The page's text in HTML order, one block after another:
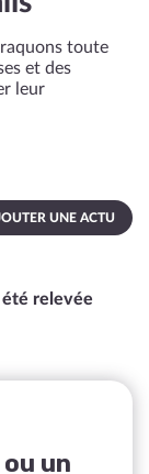
toute
et des
leur
UNE ACTU
été relevée
un